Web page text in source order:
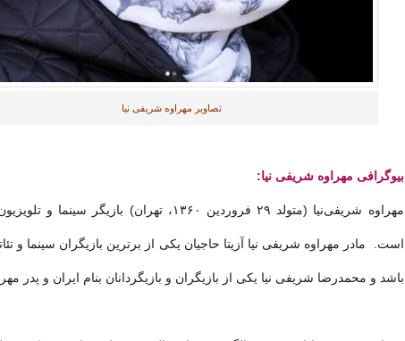
تصاویر مهراوه شریفی‌ نیا
بیوگرافی مهراوه شریفی نیا:
مهراوه شریفی‌نیا (متولد ۲۹ فروردین ۱۳۶۰، تهران) بازیگر
است. مادر مهراوه شریفی نیا آزیتا حاجیان یکی از برترین بازیگران سینما و
باشد و محمدرضا شریفی نیا یکی از بازیگران و بازیگردانان بنام ایران و پدر